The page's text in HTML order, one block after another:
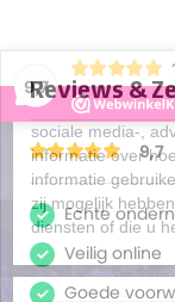
9,7
Cookies worden
aanbieden van
van informatie en
sociale media-,
informatie over
informatie
zij mogelijk
diensten of die u